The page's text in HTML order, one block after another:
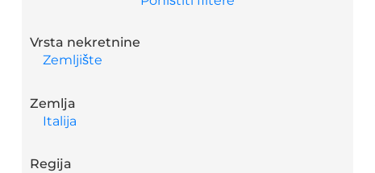
Vrsta nekretnine
Zemljište
Zemlja
Italija
Regija